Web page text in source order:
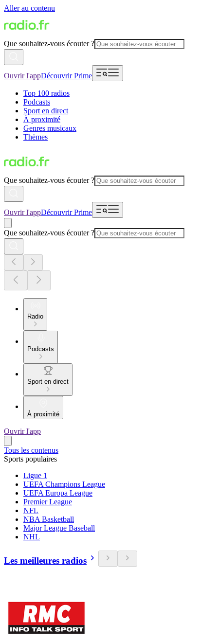
Aller au contenu
Que souhaitez-vous écouter ?
Ouvrir l'appDécouvrir Prime
Top 100 radios
Podcasts
Sport en direct
À proximité
Genres musicaux
Thèmes
Que souhaitez-vous écouter ?
Ouvrir l'appDécouvrir Prime
Que souhaitez-vous écouter ?
Radio
Podcasts
Sport en direct
À proximité
Ouvrir l'app
Tous les contenus
Sports populaires
Ligue 1
UEFA Champions League
UEFA Europa League
Premier League
NFL
NBA Basketball
Major League Baseball
NHL
Les meilleures radios